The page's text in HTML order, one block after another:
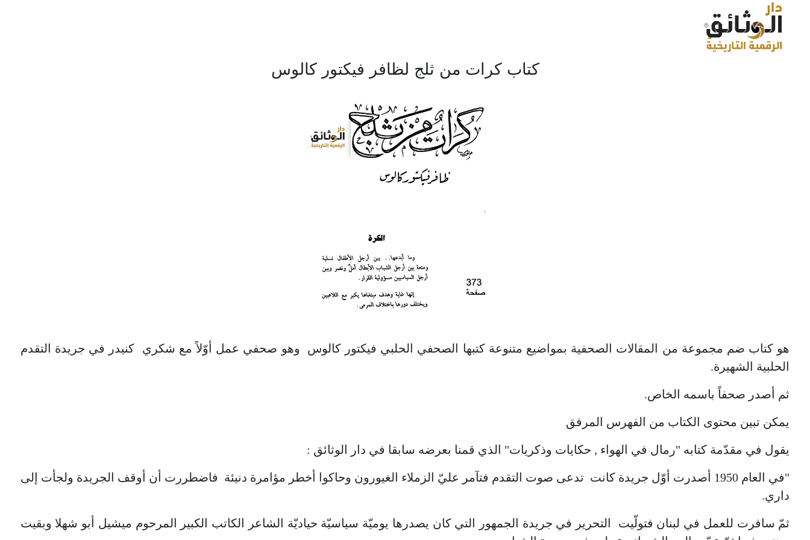
كتاب كرات من ثلج لظافر فيكتور كالوس
هو كتاب ضم مجموعة من المقالات الصحفية بمواضيع متنوعة كتبها الصحفي الحلبي فيكتور كالوس وهو صحفي عمل أوّلاً مع شكري كنيدر في جريدة التقدم
الحلبية الشهيرة.
ثم أصدر صحفاً باسمه الخاص.
يمكن تبين محتوى الكتاب من الفهرس المرفق
يقول في مقدّمة كتابه "رمال في الهواء , حكايات وذكريات" الذي قمنا بعرضه سابقا في دار الوثائق :
"في العام 1950 أصدرت أوّل جريدة كانت تدعى صوت التقدم فتآمر عليّ الزملاء الغيورون وحاكوا أخطر مؤامرة دنيئة فاضطررت أن أوقف الجريدة ولجأت إلى
داري.
ثمّ سافرت للعمل في لبنان فتولّيت التحرير في جريدة الجمهور التي كان يصدرها يوميّة سياسيّة حياديّة الشاعر الكاتب الكبير المرحوم ميشيل أبو شهلا وبقيت